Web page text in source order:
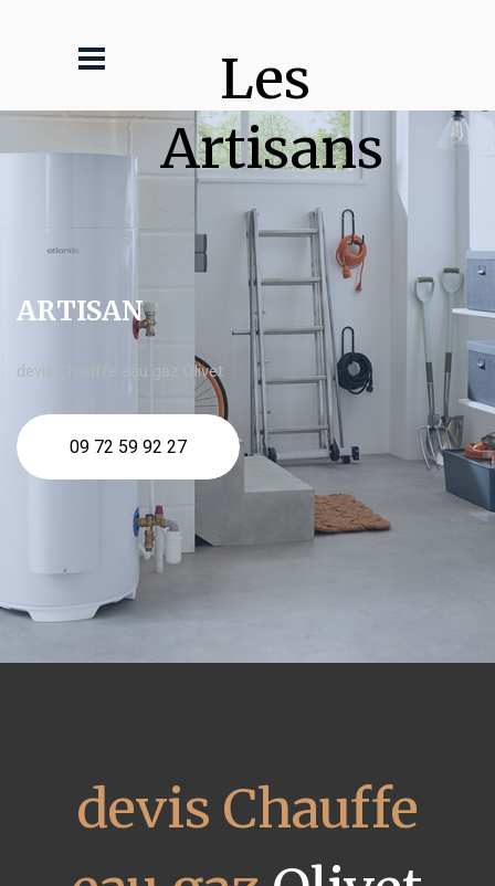
Les
Artisans
ARTISAN
devis Chauffe eau gaz Olivet
09 72 59 92 27
devis Chauffe